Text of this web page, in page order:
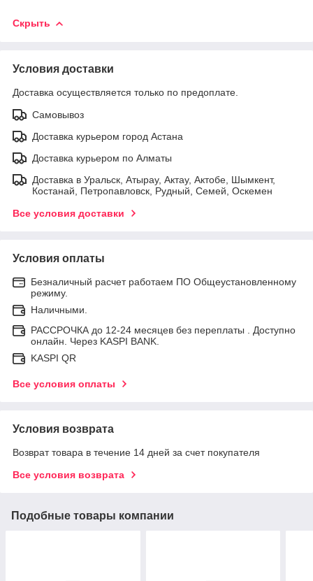
Скрыть
Условия доставки
Доставка осуществляется только по предоплате.
Самовывоз
Доставка курьером город Астана
Доставка курьером по Алматы
Доставка в Уральск, Атырау, Актау, Актобе, Шымкент,
Костанай, Петропавловск, Рудный, Семей, Оскемен
Все условия доставки
Условия оплаты
Безналичный расчет работаем ПО Общеустановленному
режиму.
Наличными.
РАССРОЧКА до 12-24 месяцев без переплаты . Доступно
онлайн. Через KASPI BANK.
KASPI QR
Все условия оплаты
Условия возврата
Возврат товара в течение 14 дней за счет покупателя
Все условия возврата
Подобные товары компании